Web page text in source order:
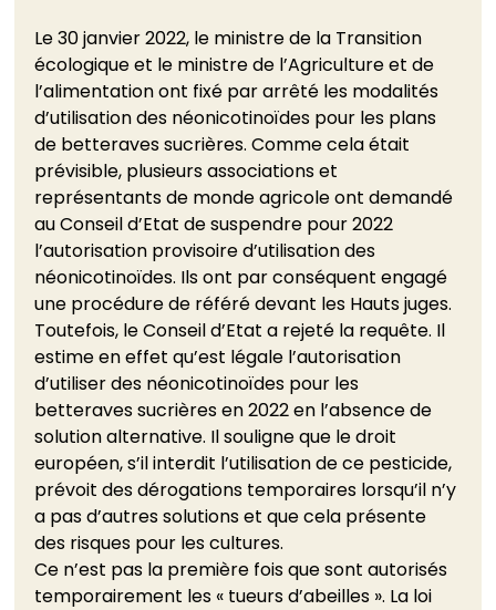
Le 30 janvier 2022, le ministre de la Transition
écologique et le ministre de l’Agriculture et de
l’alimentation ont fixé par arrêté les modalités
d’utilisation des néonicotinoïdes pour les plans
de betteraves sucrières. Comme cela était
prévisible, plusieurs associations et
représentants de monde agricole ont demandé
au Conseil d’Etat de suspendre pour 2022
l’autorisation provisoire d’utilisation des
néonicotinoïdes. Ils ont par conséquent engagé
une procédure de référé devant les Hauts juges.
Toutefois, le Conseil d’Etat a rejeté la requête. Il
estime en effet qu’est légale l’autorisation
d’utiliser des néonicotinoïdes pour les
betteraves sucrières en 2022 en l’absence de
solution alternative. Il souligne que le droit
européen, s’il interdit l’utilisation de ce pesticide,
prévoit des dérogations temporaires lorsqu’il n’y
a pas d’autres solutions et que cela présente
des risques pour les cultures.
Ce n’est pas la première fois que sont autorisés
temporairement les « tueurs d’abeilles ». La loi